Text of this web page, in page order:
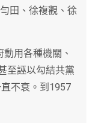
、徐複觀、徐
用各種機關、
至誣以勾結共黨
直不衰。到1957